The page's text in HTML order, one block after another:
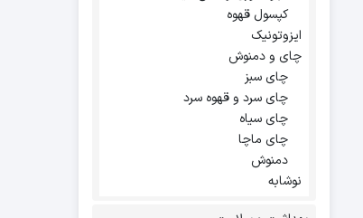
کپسول قهوه
ایزوتونیک
چای و دمنوش
چای سبز
چای سرد و قهوه سرد
چای سیاه
چای ماچا
دمنوش
نوشابه